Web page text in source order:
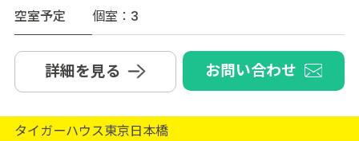
空室予定
個室：3
詳細を見る お問い合わせ
タイガーハウス東京日本橋